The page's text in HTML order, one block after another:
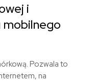
i
Pozwala to
na